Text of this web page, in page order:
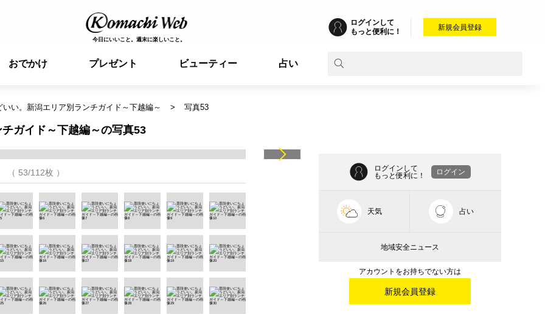
今日にいいこと。週末に楽しいこと。
ログインして
もっと便利に！
新規会員登録
おでかけ プレゼント ビューティー 占い
い。新潟エリア別ランチガイド～下越編～ 写真53
ガイド～下越編～の写真53
（ 53/112枚 ）
ログインして
もっと便利に！
ログイン
天気 占い
地域安全ニュース
アカウントをお持ちでない方は
新規会員登録